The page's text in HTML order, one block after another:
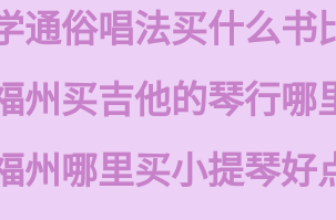
通俗唱法买什么书
州买吉他的琴行哪
州哪里买小提琴好